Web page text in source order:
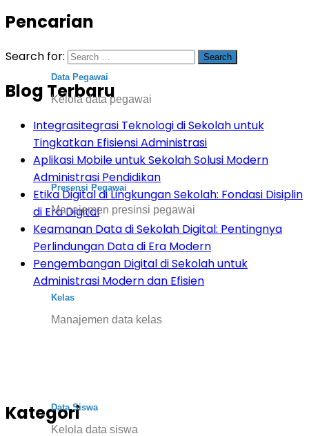
Data Pegawai
Kelola data pegawai
Presensi Pegawai
Manajemen presinsi pegawai
Kelas
Manajemen data kelas
Data Siswa
Kelola data siswa
Pencarian
Search for:
Blog Terbaru
Integrasitegrasi Teknologi di Sekolah untuk
Tingkatkan Efisiensi Administrasi
Aplikasi Mobile untuk Sekolah Solusi Modern
Administrasi Pendidikan
Etika Digital di Lingkungan Sekolah: Fondasi Disiplin
di Era Digital
Keamanan Data di Sekolah Digital: Pentingnya
Perlindungan Data di Era Modern
Pengembangan Digital di Sekolah untuk
Administrasi Modern dan Efisien
Kategori